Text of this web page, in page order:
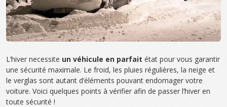
L’hiver necessite un véhicule en parfait état pour vous garantir
une sécurité maximale. Le froid, les pluies régulières, la neige et
le verglas sont autant d’éléments pouvant endomager votre
voiture. Voici quelques points à vérifier afin de passer l’hiver en
toute sécurité !